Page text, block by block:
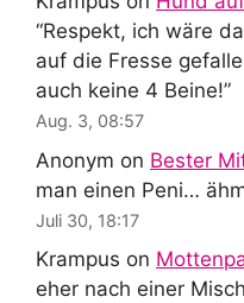
“Respekt, ich wäre
auf die Fresse
auch keine 4 Beine!”
Aug. 3, 08:57
Anonym on Bester
man einen Peni…
Juli 30, 18:17
Krampus on
eher nach einer